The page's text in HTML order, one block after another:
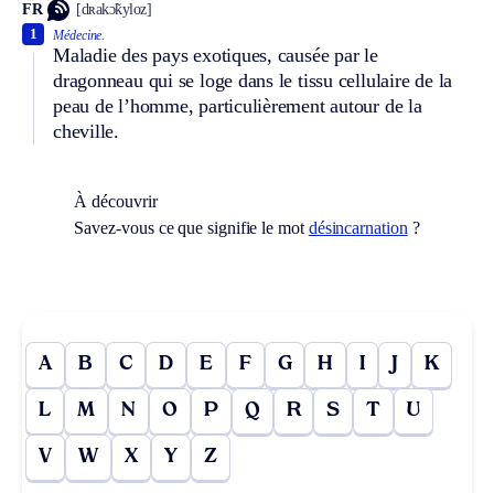
FR [dʀakɔ̃kyloz]
Médecine.
Maladie des pays exotiques, causée par le
dragonneau qui se loge dans le tissu cellulaire de la
peau de l’homme, particulièrement autour de la
cheville.
1
À découvrir
Savez-vous ce que signifie le mot désincarnation ?
A B C D E F G H I J K
L M N O P Q R S T U
V W X Y Z